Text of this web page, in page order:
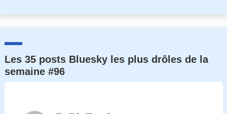
Les 35 posts Bluesky les plus drôles de la
semaine #96